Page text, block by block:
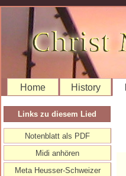
Home History
Links zu diesem Lied
Notenblatt als PDF
Midi anhören
Meta Heusser-Schweizer